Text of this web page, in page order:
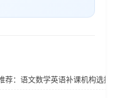
荐：语文数学英语补课机构选